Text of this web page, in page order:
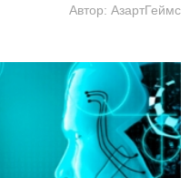
Автор: АзартГеймс